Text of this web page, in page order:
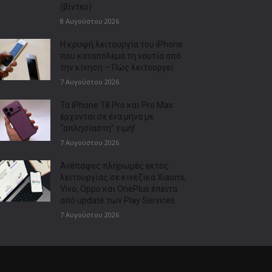
(βίντεο)
8 Αυγούστου 2026
Η κρυφή λειτουργία του iPhone
που καταπολεμά τη ναυτία από
την κίνηση – Πώς λειτουργεί
7 Αυγούστου 2026
Τα iPhone 18 Pro και Pro Max
έρχονται σε ένα μήνα με
“απλησίαστη” τιμή!
7 Αυγούστου 2026
Ανέπαφες πληρωμές εκτός
λειτουργίας σε κινεζικά Xiaomi,
Vivo, Oppo και OnePlus έπειτα
από update των Play Services
7 Αυγούστου 2026